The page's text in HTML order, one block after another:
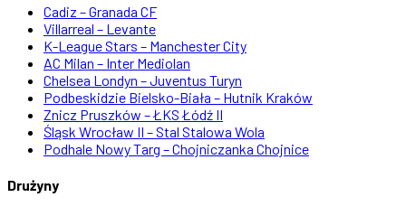
Cadiz – Granada CF
Villarreal – Levante
K-League Stars – Manchester City
AC Milan – Inter Mediolan
Chelsea Londyn – Juventus Turyn
Podbeskidzie Bielsko-Biała – Hutnik Kraków
Znicz Pruszków – ŁKS Łódź II
Śląsk Wrocław II – Stal Stalowa Wola
Podhale Nowy Targ – Chojniczanka Chojnice
Drużyny